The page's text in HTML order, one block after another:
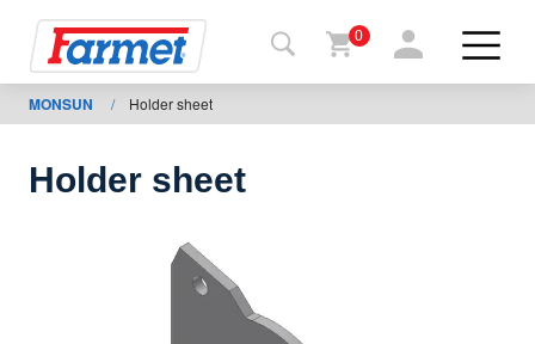
Volver
al
0
MONSUN / Holder sheet
Holder sheet